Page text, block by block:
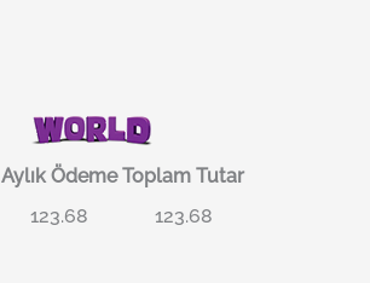
Aylık Ödeme Toplam Tutar
123.68 123.68